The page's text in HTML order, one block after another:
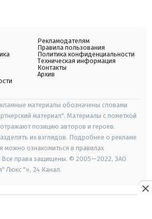
Рекламодателям
Правила пользования
Политика конфиденциальности
Техническая информация
Контакты
Архив
материалы обозначены словами
материал". Материалы с пометкой
позицию авторов и героев.
их взглядов. Подробнее о рекламе
можно ознакомиться в правилах
Все права защищены. © 2005—2022, ЗАО
Люкс "», 24 Канал.